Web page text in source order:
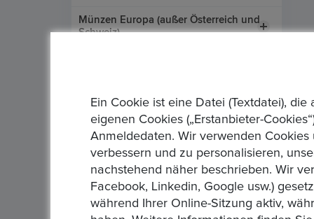
Münzen Europa (außer Österreich und
Schweiz)
Münzzubehör
Medaillen
Edelmetalle
Papiergeld Deutschland
Ein Cookie ist eine Datei (Textdatei),
eigenen Cookies („Erstanbieter-
Anmeldedaten. Wir verwenden Cookies
verbessern und zu personalisieren,
nachstehend näher beschrieben. Wir
Facebook, Linkedin, Google usw.)
während Ihrer Online-Sitzung aktiv,